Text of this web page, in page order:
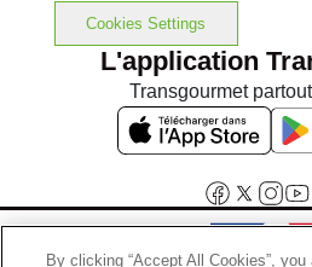
Cookies Settings
L'application
Transgourmet
By clicking “Accept All Cookies”,